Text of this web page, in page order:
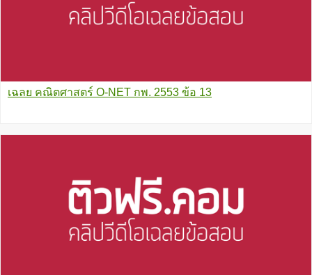
เฉลย คณิตศาสตร์ O-NET กพ. 2553 ข้อ 13